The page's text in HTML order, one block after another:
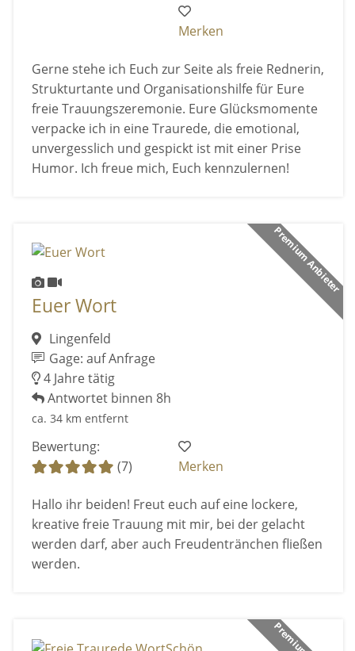
Merken
Gerne stehe ich Euch zur Seite als freie Rednerin,
Strukturtante und Organisationshilfe für Eure
freie Trauungszeremonie. Eure Glücksmomente
verpacke ich in eine Traurede, die emotional,
unvergesslich und gespickt ist mit einer Prise
Humor. Ich freue mich, Euch kennzulernen!
Premium Anbieter
Euer Wort
Lingenfeld
Gage: auf Anfrage
4 Jahre tätig
Antwortet binnen 8h
ca. 34 km entfernt
Bewertung:
(7)
Merken
Hallo ihr beiden! Freut euch auf eine lockere,
kreative freie Trauung mit mir, bei der gelacht
werden darf, aber auch Freudentränchen fließen
werden.